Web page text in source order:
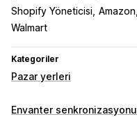
Shopify Yöneticisi Amazon
Walmart
Kategoriler
Pazar yerleri
Liste kaydı yönetimi
Envanter senkronizasyonu